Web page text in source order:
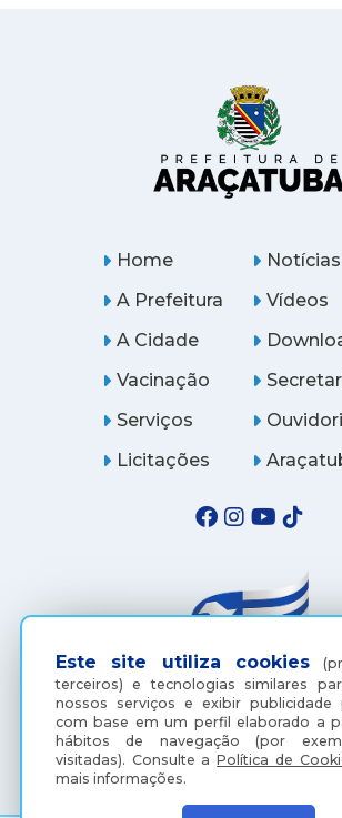
Este site utiliza cookies
terceiros) e tecnologias similares
nossos serviços e exibir publicidade
com base em um perfil elaborado a
hábitos de navegação (por
visitadas). Consulte aPolítica de
mais informações.
Home
A Prefeitura
A Cidade
Notícias
Vídeos
Vacinação
Serviços
Licitações
(18) 3607-6500